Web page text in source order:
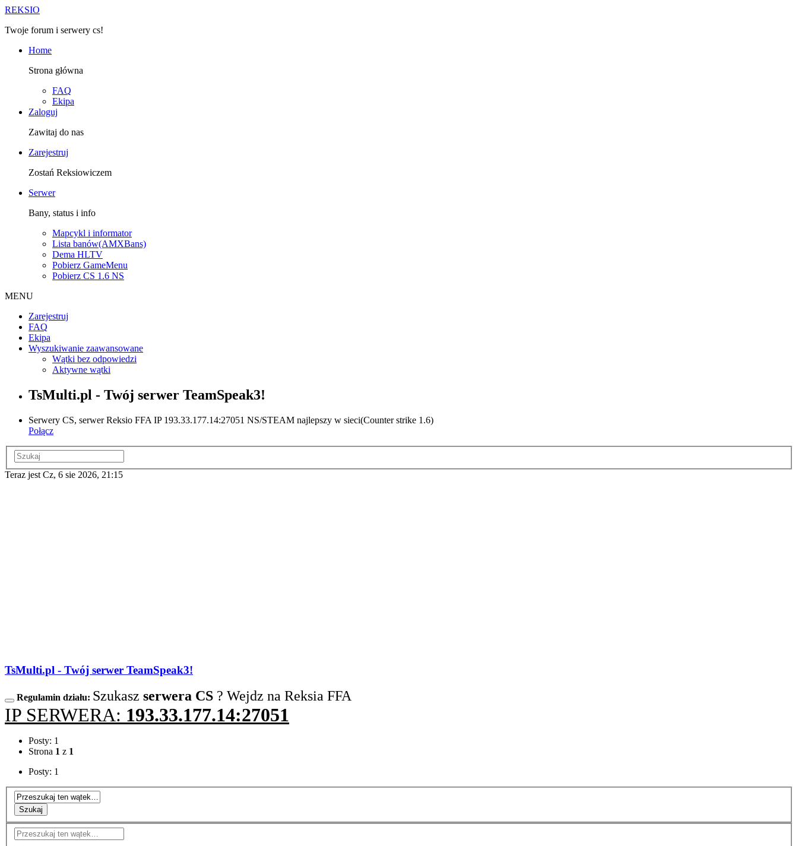
REKSIO
Twoje forum i serwery cs!
Home
Strona główna
FAQ
Ekipa
Zaloguj
Zawitaj do nas
Zarejestruj
Zostań Reksiowiczem
Serwer
Bany, status i info
Mapcykl i informator
Lista banów(AMXBans)
Dema HLTV
Pobierz GameMenu
Pobierz CS 1.6 NS
MENU
Zarejestruj
FAQ
Ekipa
Wyszukiwanie zaawansowane
Wątki bez odpowiedzi
Aktywne wątki
TsMulti.pl - Twój serwer TeamSpeak3!
Serwery CS, serwer Reksio FFA IP 193.33.177.14:27051 NS/STEAM najlepszy w sieci(Counter strike 1.6)
Połącz
Teraz jest Cz, 6 sie 2026, 21:15
TsMulti.pl - Twój serwer TeamSpeak3!
Regulamin działu: Szukasz serwera CS ? Wejdz na Reksia FFA
IP SERWERA: 193.33.177.14:27051
Posty: 1
Strona 1 z 1
Posty: 1
Szukaj